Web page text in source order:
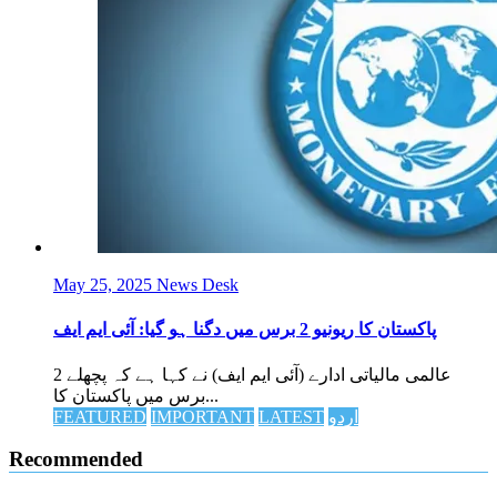
May 25, 2025 News Desk
پاکستان کا ریونیو 2 برس میں دگنا ہو گیا: آئی ایم ایف
عالمی مالیاتی ادارے (آئی ایم ایف) نے کہا ہے کہ پچھلے 2
برس میں پاکستان کا...
FEATURED IMPORTANT LATEST اردو
Recommended